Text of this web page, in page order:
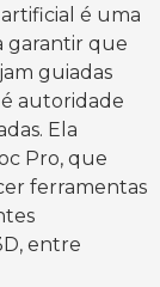
é uma
garantir que
guiadas
autoridade
Ela
Pro, que
ferramentas
entre